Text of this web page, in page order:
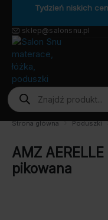
Tydzień niskich
sklep@salonsnu.pl
Wyszukiwarka
produktów
Strona główna Poduszki
AMZ
pikowana